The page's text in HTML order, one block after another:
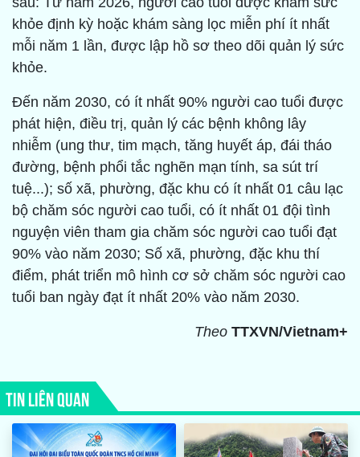
khỏe định kỳ hoặc khám sàng lọc miễn phí ít nhất
mỗi năm 1 lần, được lập hồ sơ theo dõi quản lý sức
khỏe.
Đến năm 2030, có ít nhất 90% người cao tuổi được
phát hiện, điều trị, quản lý các bệnh không lây
nhiễm (ung thư, tim mạch, tăng huyết áp, đái tháo
đường, bệnh phổi tắc nghẽn mạn tính, sa sút trí
tuệ...); số xã, phường, đặc khu có ít nhất 01 câu lạc
bộ chăm sóc người cao tuổi, có ít nhất 01 đội tình
nguyện viên tham gia chăm sóc người cao tuổi đạt
90% vào năm 2030; Số xã, phường, đặc khu thí
điểm, phát triển mô hình cơ sở chăm sóc người cao
tuổi ban ngày đạt ít nhất 20% vào năm 2030.
Theo TTXVN/Vietnam+
TIN LIÊN QUAN